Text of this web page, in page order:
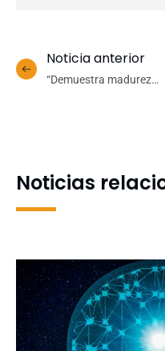
Noticia anterior
“Demuestra madurez
Noticias